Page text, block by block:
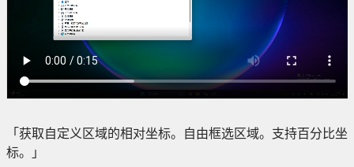
「获取自定义区域的相对坐标。自由框选区域。支持百分比坐
标。」